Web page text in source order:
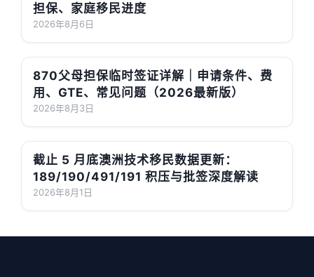
担保、家庭移民进度
2026年8月6日
870父母担保临时签证详解｜申请条件、费
用、GTE、常见问题（2026最新版）
2026年8月3日
截止 5 月底澳洲技术移民数据更新：
189/190/491/191 积压与批签深度解读
2026年8月1日